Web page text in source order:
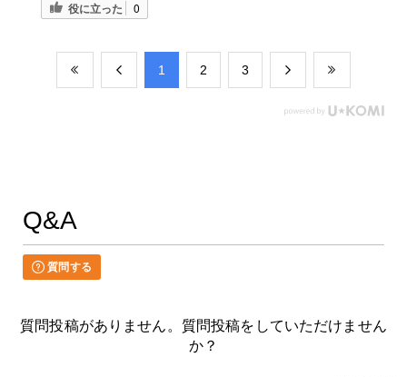
役に立った 0
​1 ​2 ​3
Q&A
質問する
質問投稿がありません。質問投稿をしていただけません
か？